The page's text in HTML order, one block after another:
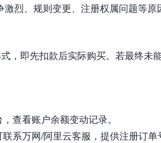
烈、规则变更、注册权属问题等原
，即先扣款后实际购买。若最终
查看账户余额变动记录。
系万网/阿里云客服，提供注册订单